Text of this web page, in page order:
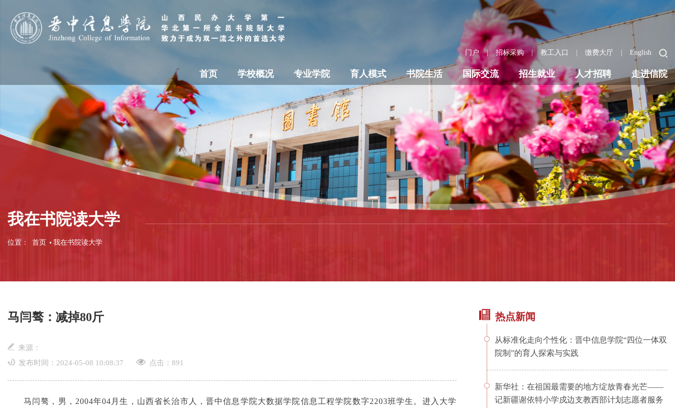
门户 | 招标采购 | 教工入口 | 缴费大厅 | English
首页 学校概况 专业学院 育人模式 书院生活 国际交流 招生就业 人才招聘 走进信院
我在书院读大学
位置： 首页 我在书院读大学
马闫骜：减掉80斤
来源：
发布时间：2024-05-08 10:08:37
点击： 891
马闫骜，男，2004年04月生，山西省长治市人，晋中信息学院大数据学院信息工程学院数字2203班学生。进入大学
热点新闻
从标准化走向个性化：晋中信息学院“四位一体双
院制”的育人探索与实践
新华社：在祖国最需要的地方绽放青春光芒——
记新疆谢依特小学戍边支教西部计划志愿者服务